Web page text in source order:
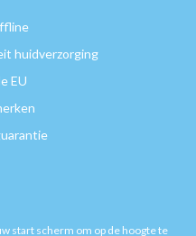
huidverzorging
EU
start scherm om op de hoogte te